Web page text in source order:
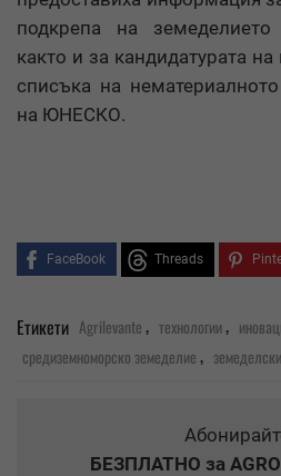
подкрепа на земеделието
както и за кандидатурата на
списъка на
на ЮНЕСКО.
FaceBook Threads
Етикети Agrilevante, технологии,
средиземноморско земеделие,
БЕЗПЛАТНО за